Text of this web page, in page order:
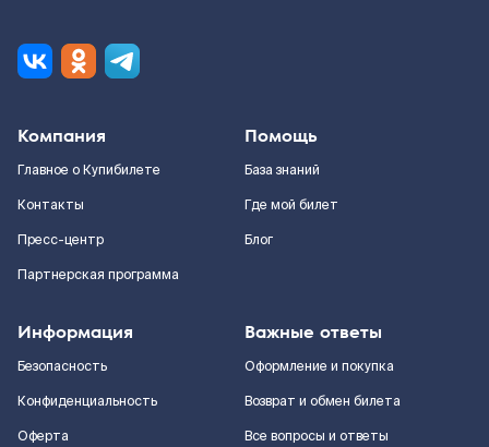
Компания
Главное о Купибилете
Контакты
Пресс-центр
Партнерская программа
Помощь
База знаний
Где мой билет
Блог
Информация
Безопасность
Конфиденциальность
Оферта
Важные ответы
Оформление и покупка
Возврат и обмен билета
Все вопросы и ответы